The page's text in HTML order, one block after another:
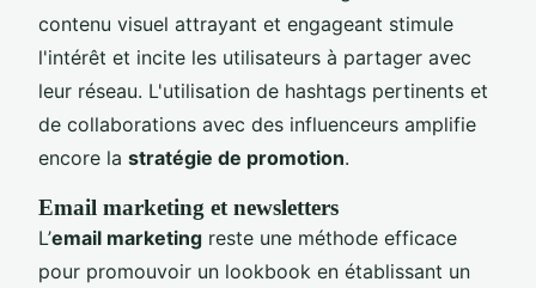
contenu visuel attrayant et engageant stimule
l'intérêt et incite les utilisateurs à partager avec
leur réseau. L'utilisation de hashtags pertinents et
de collaborations avec des influenceurs amplifie
encore la stratégie de promotion.
Email marketing et newsletters
L’email marketing reste une méthode efficace
pour promouvoir un lookbook en établissant un